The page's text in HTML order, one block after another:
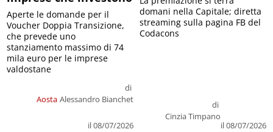
Aosta
di
Alessandro Bianchet
il 08/07/2026
Aperte le domande per il
Voucher Doppia Transizione,
che prevede uno
stanziamento massimo di 74
mila euro per le imprese
valdostane
di
Cinzia Timpano
il 08/07/2026
domani nella Capitale; diretta
streaming sulla pagina FB del
Codacons